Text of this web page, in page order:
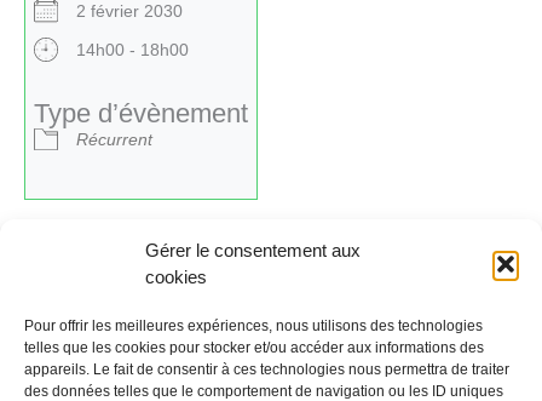
Gérer le consentement aux
cookies
Pour offrir les meilleures expériences, nous utilisons des technologies
telles que les cookies pour stocker et/ou accéder aux informations des
appareils. Le fait de consentir à ces technologies nous permettra de traiter
des données telles que le comportement de navigation ou les ID uniques
2 février 2030
14h00 - 18h00
Type d’évènement
Récurrent
←Évènement précédent Évènement suivant→